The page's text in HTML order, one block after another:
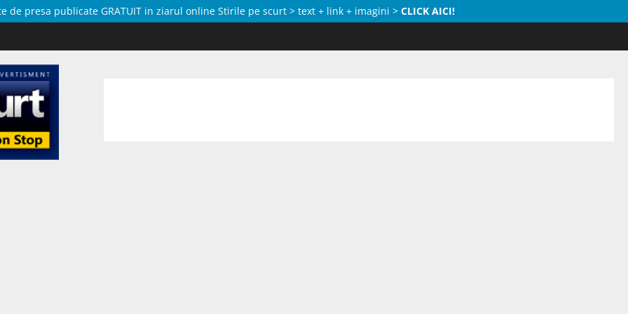
de presa publicate GRATUIT in ziarul online Stirile pe scurt > text + link + imagini > CLICK AICI!